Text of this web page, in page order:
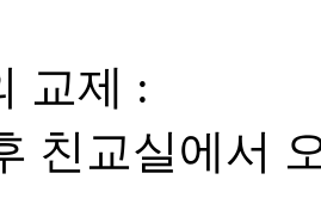
교제 :
친 교실에서